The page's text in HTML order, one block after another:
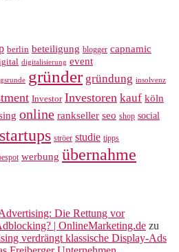
berlin beteiligung blogger capnamic
digitalisierung event
gründer gründung insolvenz
Investor Investoren kauf köln
online rankseller seo shop social
startups ströer studie tipps
werbung übernahme
Die Rettung vor
| OnlineMarketing.de zu
verdrängt klassische Display-Ads